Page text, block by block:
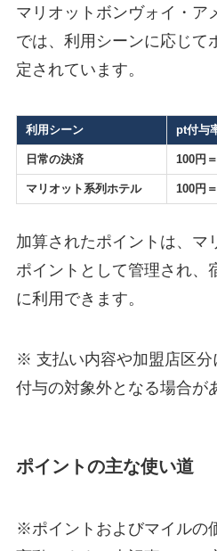
マリオットボンヴォイ・ア
では、利用シーンに応じて
定されています。
利用シーン pt付与
日常の決済 100円
マリオット系列ホテル 100円
加算されたポイントは、マ
ポイントとして管理され、
に利用できます。
※ 支払い内容や加盟店区分
付与の対象外となる場合が
ポイントの主な使い道
※ポイントおよびマイルの